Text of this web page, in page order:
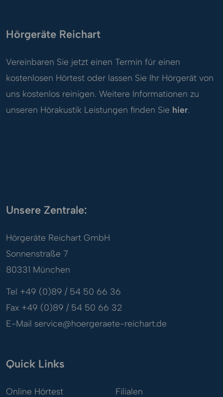
Hörgeräte Reichart
Vereinbaren Sie jetzt einen Termin für einen
kostenlosen Hörtest oder lassen Sie Ihr Hörgerät von
uns kostenlos reinigen. Weitere Informationen zu
unseren Hörakustik Leistungen finden Sie hier.
Unsere Zentrale:
Hörgeräte Reichart GmbH
Sonnenstraße 7
80331 München
Tel +49 (0)89 / 54 50 66 36
Fax +49 (0)89 / 54 50 66 32
E-Mail service@hoergeraete-reichart.de
Quick Links
Online Hörtest Filialen